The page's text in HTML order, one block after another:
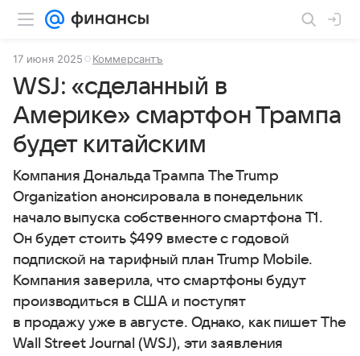
17 июня 2025 Коммерсантъ
WSJ: «сделанный в
Америке» смартфон Трампа
будет китайским
Компания Дональда Трампа The Trump
Organization анонсировала в понедельник
начало выпуска собственного смартфона T1.
Он будет стоить $499 вместе с годовой
подпиской на тарифный план Trump Mobile.
Компания заверила, что смартфоны будут
производиться в США и поступят
в продажу уже в августе. Однако, как пишет The
Wall Street Journal (WSJ), эти заявления